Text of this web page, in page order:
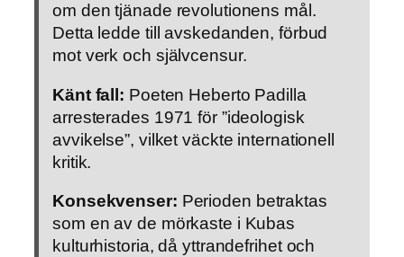
om den tjänade revolutionens mål.
Detta ledde till avskedanden, förbud
mot verk och självcensur.
Känt fall: Poeten Heberto Padilla
arresterades 1971 för ”ideologisk
avvikelse”, vilket väckte internationell
kritik.
Konsekvenser: Perioden betraktas
som en av de mörkaste i Kubas
kulturhistoria, då yttrandefrihet och